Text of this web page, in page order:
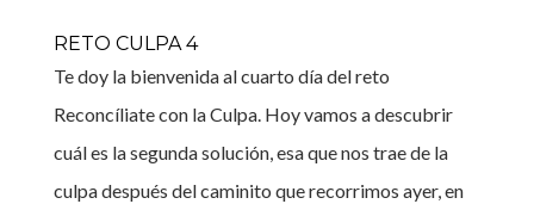
RETO CULPA 4
Te doy la bienvenida al cuarto día del reto
Reconcíliate con la Culpa. Hoy vamos a descubrir
cuál es la segunda solución, esa que nos trae de la
culpa después del caminito que recorrimos ayer, en